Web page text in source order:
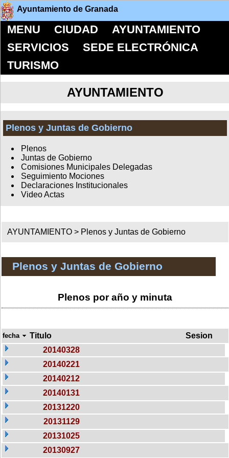
Ayuntamiento de Granada
MENU CIUDAD
AYUNTAMIENTO
SERVICIOS
SEDE ELECTRÓNICA
TURISMO
AYUNTAMIENTO
Plenos y Juntas de Gobierno
Plenos
Juntas de Gobierno
Comisiones Municipales Delegadas
Seguimiento Mociones
Declaraciones Institucionales
Video Actas
AYUNTAMIENTO > Plenos y Juntas de Gobierno
Plenos y Juntas de Gobierno
Plenos por año y minuta
fecha Titulo
Sesion
20140328
20140221
20140212
20140131
20131220
20131129
20131025
20130927